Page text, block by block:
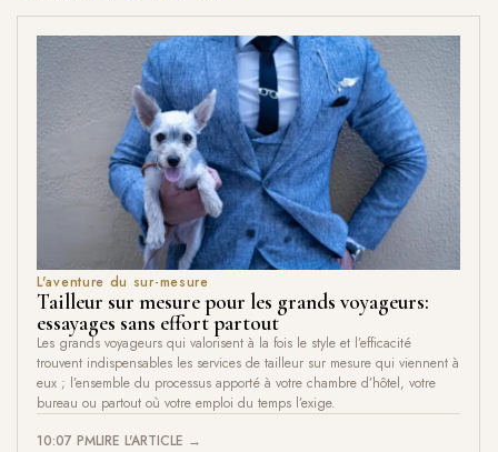
L'aventure du sur-mesure
Tailleur sur mesure pour les grands voyageurs:
essayages sans effort partout
Les grands voyageurs qui valorisent à la fois le style et l’efficacité
trouvent indispensables les services de tailleur sur mesure qui viennent à
eux ; l’ensemble du processus apporté à votre chambre d’hôtel, votre
bureau ou partout où votre emploi du temps l’exige.
10:07 PMLIRE L'ARTICLE →